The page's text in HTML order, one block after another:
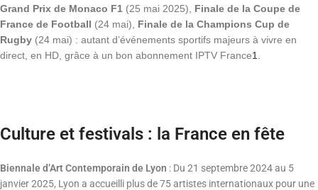
Grand Prix de Monaco F1 (25 mai 2025), Finale de la Coupe de
France de Football (24 mai), Finale de la Champions Cup de
Rugby (24 mai) : autant d’événements sportifs majeurs à vivre en
direct, en HD, grâce à un bon abonnement IPTV France1
Culture et festivals : la France en fête
Biennale d’Art Contemporain de Lyon : Du 21 septembre 2024 au 5
janvier 2025, Lyon a accueilli plus de 75 artistes internationaux pour une